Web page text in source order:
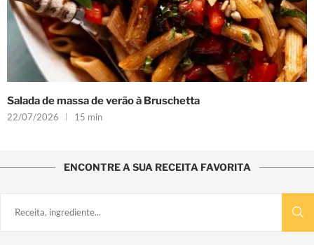
Salada de massa de verão à Bruschetta
22/07/2026 15 min
ENCONTRE A SUA RECEITA FAVORITA